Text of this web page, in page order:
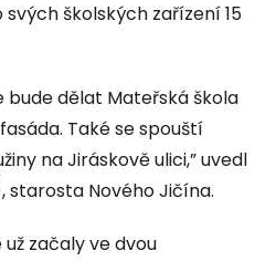
školských zařízení 15
bude dělat Mateřská škola
Také se spouští
na Jiráskově ulici,” uvedl
starosta Nového Jičína.
začaly ve dvou